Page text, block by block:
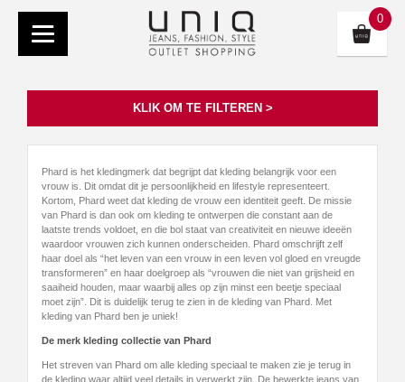
0
KLIK OM TE FILTEREN >
Phard is het kledingmerk dat begrijpt dat kleding belangrijk voor een
vrouw is. Dit omdat dit je persoonlijkheid en lifestyle representeert.
Kortom, Phard weet dat kleding de vrouw een identiteit geeft. De missie
van Phard is dan ook om kleding te ontwerpen die constant aan de
laatste trends voldoet, en die bol staat van creativiteit en nieuwe ideeën
waardoor vrouwen zich kunnen onderscheiden. Phard omschrijft zelf
haar doel als “het leven van een vrouw in een leven vol gloed en vreugde
transformeren” en haar doelgroep als “vrouwen die niet van grijsheid en
saaiheid houden, maar waarbij alles op zijn minst een beetje speciaal
moet zijn”. Dit is duidelijk terug te zien in de kleding van Phard. Met
kleding van Phard ben je uniek!
De merk kleding collectie van Phard
Het streven van Phard om alle kleding speciaal te maken zie je terug in
de kleding waar altijd veel details in verwerkt zijn. De bewerkte jeans van